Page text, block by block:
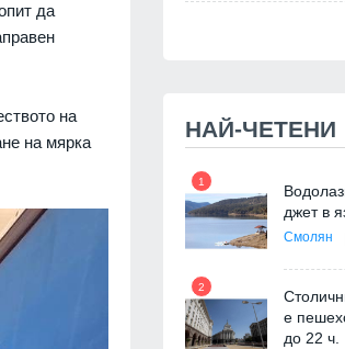
да
на
на мярка
НАЙ-ЧЕТЕНИ
на електронното
и на мобилното
еЗдраве ще се проведе
1
джет в
Смолян
2
е
до 22 ч.